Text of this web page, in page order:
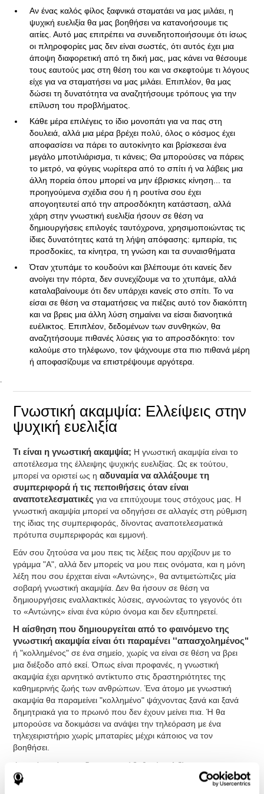
Αν ένας καλός φίλος ξαφνικά σταματάει να μας μιλάει, η
ψυχική ευελιξία θα μας βοηθήσει να κατανοήσουμε τις
αιτίες. Αυτό μας επιτρέπει να συνειδητοποιήσουμε ότι ίσως
οι πληροφορίες μας δεν είναι σωστές, ότι αυτός έχει μια
άποψη διαφορετική από τη δική μας, μας κάνει να θέσουμε
τους εαυτούς μας στη θέση του και να σκεφτούμε τι λόγους
είχε για να σταματήσει να μας μιλάει. Επιπλέον, θα μας
δώσει τη δυνατότητα να αναζητήσουμε τρόπους για την
επίλυση του προβλήματος.
Κάθε μέρα επιλέγεις το ίδιο μονοπάτι για να πας στη
δουλειά, αλλά μια μέρα βρέχει πολύ, όλος ο κόσμος έχει
αποφασίσει να πάρει το αυτοκίνητο και βρίσκεσαι ένα
μεγάλο μποτιλιάρισμα, τι κάνεις; Θα μπορούσες να πάρεις
το μετρό, να φύγεις νωρίτερα από το σπίτι ή να λάβεις μια
άλλη πορεία όπου μπορεί να μην έβρισκες κίνηση... τα
προηγούμενα σχέδια σου ή η ρουτίνα σου έχει
απογοητευτεί από την απροσδόκητη κατάσταση, αλλά
χάρη στην γνωστική ευελιξία ήσουν σε θέση να
δημιουργήσεις επιλογές ταυτόχρονα, χρησιμοποιώντας τις
ίδιες δυνατότητες κατά τη λήψη απόφασης: εμπειρία, τις
προσδοκίες, τα κίνητρα, τη γνώση και τα συναισθήματα
Όταν χτυπάμε το κουδούνι και βλέπουμε ότι κανείς δεν
ανοίγει την πόρτα, δεν συνεχίζουμε να το χτυπάμε, αλλά
καταλαβαίνουμε ότι δεν υπάρχει κανείς στο σπίτι. Το να
είσαι σε θέση να σταματήσεις να πιέζεις αυτό τον διακόπτη
και να βρεις μια άλλη λύση σημαίνει να είσαι διανοητικά
ευέλικτος. Επιπλέον, δεδομένων των συνθηκών, θα
αναζητήσουμε πιθανές λύσεις για το απροσδόκητο: τον
καλούμε στο τηλέφωνο, τον ψάχνουμε στα πιο πιθανά μέρη
ή αποφασίζουμε να επιστρέψουμε αργότερα.
.
Γνωστική ακαμψία: Ελλείψεις στην
ψυχική ευελιξία
Τι είναι η γνωστική ακαμψία; Η γνωστική ακαμψία είναι το
αποτέλεσμα της έλλειψης ψυχικής ευελιξίας. Ως εκ τούτου,
μπορεί να οριστεί ως η αδυναμία να αλλάξουμε τη
συμπεριφορά ή τις πεποιθήσεις όταν είναι
αναποτελεσματικέςγια να επιτύχουμε τους στόχους μας. Η
γνωστική ακαμψία μπορεί να οδηγήσει σε αλλαγές στη ρύθμιση
της ίδιας της συμπεριφοράς, δίνοντας αναποτελεσματικά
πρότυπα συμπεριφοράς και εμμονή.
Εάν σου ζητούσα να μου πεις τις λέξεις που αρχίζουν με το
γράμμα "Α", αλλά δεν μπορείς να μου πεις ονόματα, και η μόνη
λέξη που σου έρχεται είναι «Aντώνης», θα αντιμετώπιζες μία
σοβαρή γνωστική ακαμψία. Δεν θα ήσουν σε θέση να
δημιουργήσεις εναλλακτικές λύσεις, αγνοώντας το γεγονός ότι
το «Αντώνης» είναι ένα κύριο όνομα και δεν εξυπηρετεί.
Η αίσθηση που δημιουργείται από το φαινόμενο της
γνωστική ακαμψία είναι ότι παραμένει ''απασχολημένος"
ή "κολλημένος" σε ένα σημείο, χωρίς να είναι σε θέση να βρει
μια διέξοδο από εκεί. Όπως είναι προφανές, η γνωστική
ακαμψία έχει αρνητικό αντίκτυπο στις δραστηριότητες της
καθημερινής ζωής των ανθρώπων. Ένα άτομο με γνωστική
ακαμψία θα παραμείνει "κολλημένο" ψάχνοντας ξανά και ξανά
δημητριακά για το πρωινό που δεν έχουν μείνει πια. Ή θα
μπορούσε να δοκιμάσει να ανάψει την τηλεόραση με ένα
τηλεχειριστήριο χωρίς μπαταρίες μέχρι κάποιος να τον
βοηθήσει.
Φυσικά, υπάρχουν διαφορετικοί βαθμοί ευελιξίας και της
ψυχικής ακαμψίας. Τα παραδείγματα που συζητήθηκαν μέχρι
τώρα ήταν μια εξαιρετικά σημαντική ακαμψία, ενώ υπάρχουν